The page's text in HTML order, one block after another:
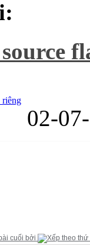
riêng
02-
cuối bởi